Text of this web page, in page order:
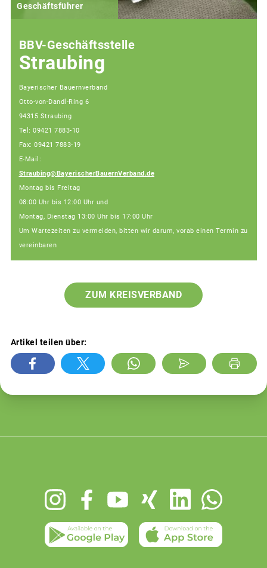
Geschäftsführer
BBV-Geschäftsstelle
Straubing
Bayerischer Bauernverband
Otto-von-Dandl-Ring 6
94315 Straubing
Tel: 09421 7883-10
Fax: 09421 7883-19
E-Mail:
Straubing@BayerischerBauernVerband.de
Montag bis Freitag
08:00 Uhr bis 12:00 Uhr und
Montag, Dienstag 13:00 Uhr bis 17:00 Uhr
Um Wartezeiten zu vermeiden, bitten wir darum, vorab einen Termin zu
vereinbaren
ZUM KREISVERBAND
Artikel teilen über: